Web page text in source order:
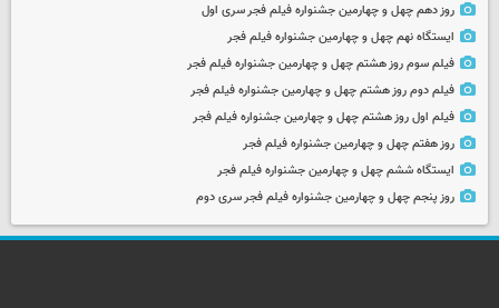
روز دهم چهل و چهارمین جشنواره فیلم فجر سری اول
ایستگاه نهم چهل و چهارمین جشنواره فیلم فجر
فیلم سوم روز هشتم چهل و چهارمین جشنواره فیلم فجر
فیلم دوم روز هشتم چهل و چهارمین جشنواره فیلم فجر
فیلم اول روز هشتم چهل و چهارمین جشنواره فیلم فجر
روز هفتم چهل و چهارمین جشنواره فیلم فجر
ایستگاه ششم چهل و چهارمین جشنواره فیلم فجر
روز پنجم چهل و چهارمین جشنواره فیلم فجر سری دوم